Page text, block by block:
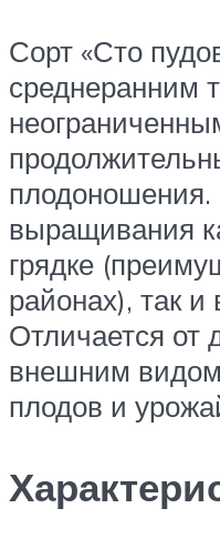
Сорт «Сто
среднеранним
выращивания
грядке
районах), так и
Отличается от
внешним
плодов и